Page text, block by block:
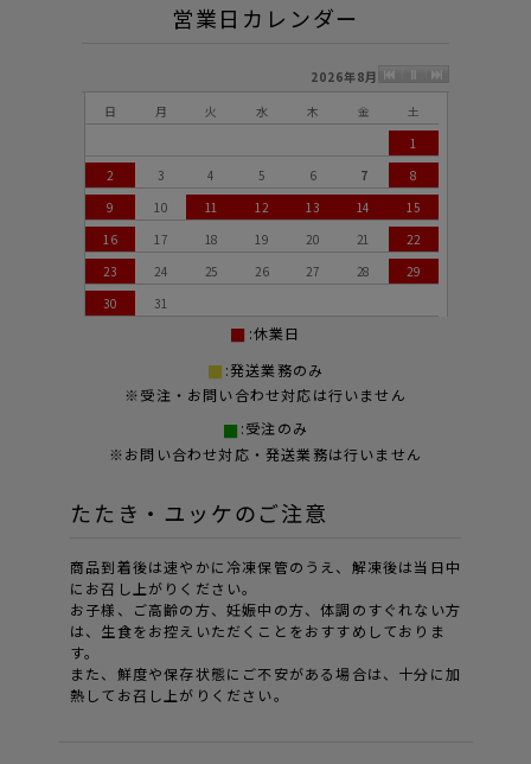
営業日カレンダー
2026年8月
日
月 火 水 木 金
土
1
2
3 4 5 6 7
8
9
10 11 12 13 14
15
16
17 18 19 20 21
22
23
24 25 26 27 28
29
30
31
:休業日
:発送業務のみ
※受注・お問い合わせ対応は行いません
:受注のみ
※お問い合わせ対応・発送業務は行いません
たたき・ユッケのご注意
商品到着後は速やかに冷凍保管のうえ、解凍後は当日中
にお召し上がりください。
お子様、ご高齢の方、妊娠中の方、体調のすぐれない方
は、生食をお控えいただくことをおすすめしておりま
す。
また、鮮度や保存状態にご不安がある場合は、十分に加
熱してお召し上がりください。